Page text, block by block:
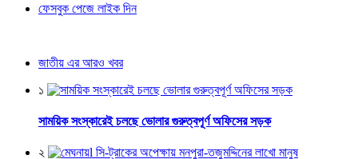
ফেসবুক পেজে লাইক দিন
জাতীয় এর আরও খবর
১
সাময়িক সংস্কারেই চলছে ভোলার গুরুত্বপূর্ণ অফিসের সড়ক
২